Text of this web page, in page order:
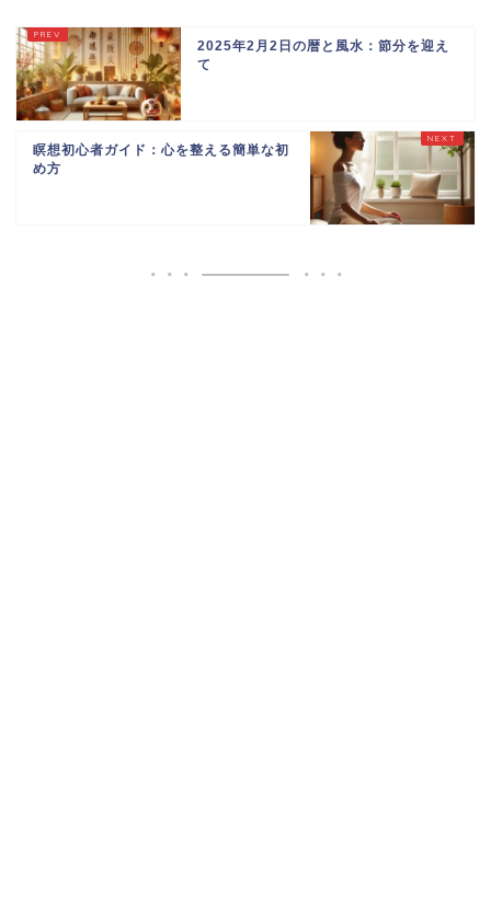
2025年2月2日の暦と風水：節分を迎え
て
瞑想初心者ガイド：心を整える簡単な初
め方